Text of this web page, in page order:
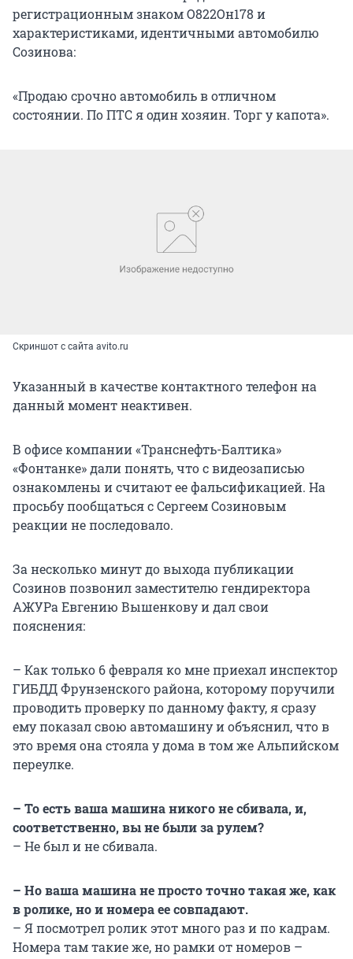
регистрационным знаком О822Он178 и
характеристиками, идентичными автомобилю
Созинова:
«Продаю срочно автомобиль в отличном
состоянии. По ПТС я один хозяин. Торг у капота».
Скриншот с сайта avito.ru
Указанный в качестве контактного телефон на
данный момент неактивен.
В офисе компании «Транснефть-Балтика»
«Фонтанке» дали понять, что с видеозаписью
ознакомлены и считают ее фальсификацией. На
просьбу пообщаться с Сергеем Созиновым
реакции не последовало.
За несколько минут до выхода публикации
Созинов позвонил заместителю гендиректора
АЖУРа Евгению Вышенкову и дал свои
пояснения:
– Как только 6 февраля ко мне приехал инспектор
ГИБДД Фрунзенского района, которому поручили
проводить проверку по данному факту, я сразу
ему показал свою автомашину и объяснил, что в
это время она стояла у дома в том же Альпийском
переулке.
– То есть ваша машина никого не сбивала, и,
соответственно, вы не были за рулем?
– Не был и не сбивала.
– Но ваша машина не просто точно такая же, как
в ролике, но и номера ее совпадают.
– Я посмотрел ролик этот много раз и по кадрам.
Номера там такие же, но рамки от номеров –